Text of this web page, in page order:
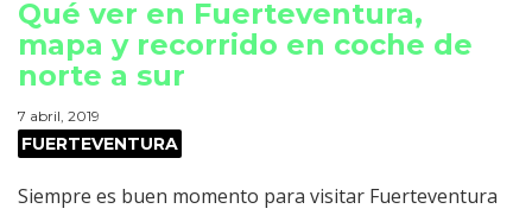
Qué ver en Fuerteventura,
mapa y recorrido en coche de
norte a sur
7 abril, 2019
FUERTEVENTURA
Siempre es buen momento para visitar Fuerteventura